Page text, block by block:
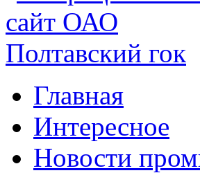
Главная
Интересное
Новости